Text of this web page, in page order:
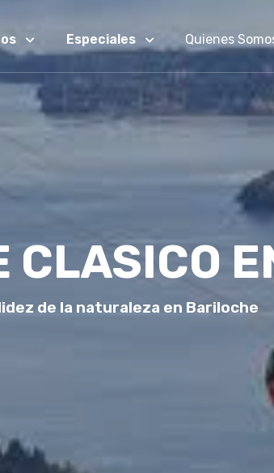
Especiales Quienes
CLASICO
de la naturaleza en Bariloche